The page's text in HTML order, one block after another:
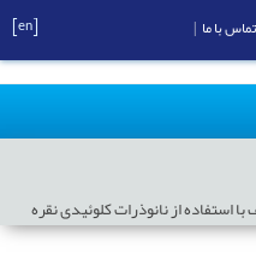
استفاده از نانوذرات کلوئیدی نقره
تماس با ما